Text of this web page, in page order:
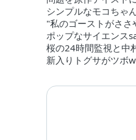
シンプルなモコちゃ
"私のゴーストがささ
ポップなサイエンス
桜の24時間監視と中
新入りトグサがツボw